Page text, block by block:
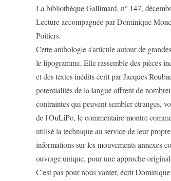
La bibliothèque Gallimard, n° 147,
Lecture accompagnée par Dominique
Poitiers.
Cette anthologie s'articule autour de
le lipogramme. Elle rassemble des pièces
et des textes inédits écrit par Jacques
potentialités de la langue offrent de
contraintes qui peuvent sembler étranges,
de l'OuLiPo, le commentaire montre
utilisé la technique au service de leur
informations sur les mouvements annexes
ouvrage unique, pour une approche
C'est pas pour nous vanter, écrit